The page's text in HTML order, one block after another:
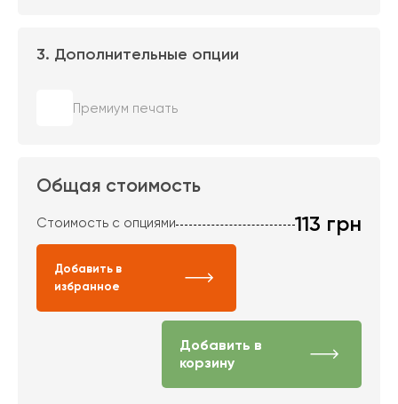
3. Дополнительные опции
Премиум печать
Общая стоимость
Стоимость с опциями 113 грн
Добавить в
избранное
Добавить в
корзину